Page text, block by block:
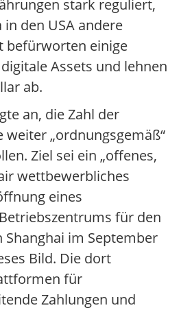
stark reguliert,
den USA andere
befürworten einige
Assets und lehnen
ab.
an, die Zahl der
„ordnungsgemäß“
Ziel sei ein „offenes,
wettbewerbliches
eines
für den
Shanghai im September
Bild. Die dort
für
Zahlungen und